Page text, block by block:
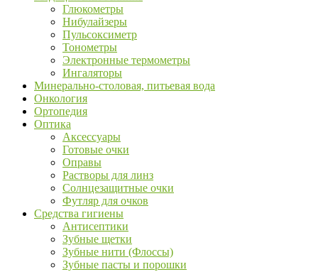
Глюкометры
Нибулайзеры
Пульсоксиметр
Тонометры
Электронные термометры
Ингаляторы
Минерально-столовая, питьевая вода
Онкология
Ортопедия
Оптика
Аксессуары
Готовые очки
Оправы
Растворы для линз
Солнцезащитные очки
Футляр для очков
Средства гигиены
Антисептики
Зубные щетки
Зубные нити (Флоссы)
Зубные пасты и порошки